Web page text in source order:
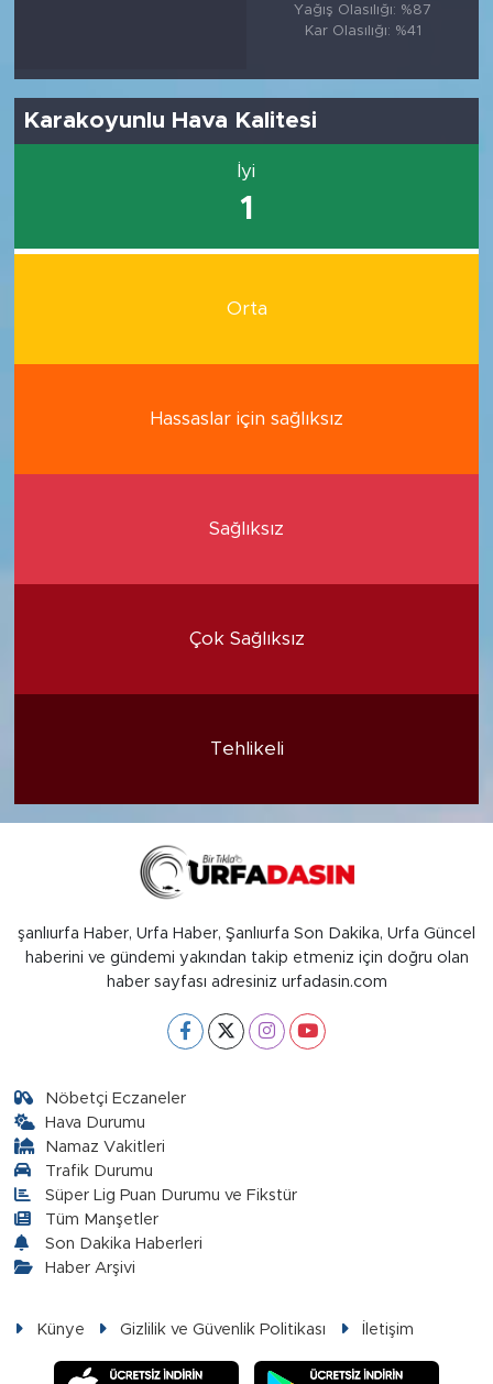
Yağış Olasılığı: %87
Kar Olasılığı: %41
Karakoyunlu Hava Kalitesi
İyi
1
Orta
Hassaslar için sağlıksız
Sağlıksız
Çok Sağlıksız
Tehlikeli
şanlıurfa Haber, Urfa Haber, Şanlıurfa Son Dakika, Urfa Güncel
haberini ve gündemi yakından takip etmeniz için doğru olan
haber sayfası adresiniz urfadasin.com
Nöbetçi Eczaneler
Hava Durumu
Namaz Vakitleri
Trafik Durumu
Süper Lig Puan Durumu ve Fikstür
Tüm Manşetler
Son Dakika Haberleri
Haber Arşivi
Künye Gizlilik ve Güvenlik Politikası İletişim